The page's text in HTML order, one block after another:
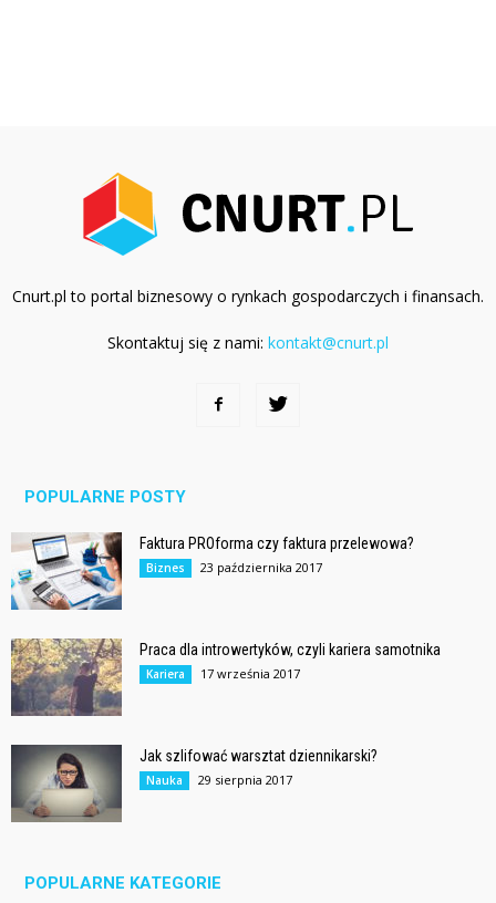
Cnurt.pl to portal biznesowy o rynkach gospodarczych i finansach.
Skontaktuj się z nami: kontakt@cnurt.pl
POPULARNE POSTY
Faktura PROforma czy faktura przelewowa?
Biznes 23 października 2017
Praca dla introwertyków, czyli kariera samotnika
Kariera 17 września 2017
Jak szlifować warsztat dziennikarski?
Nauka 29 sierpnia 2017
POPULARNE KATEGORIE